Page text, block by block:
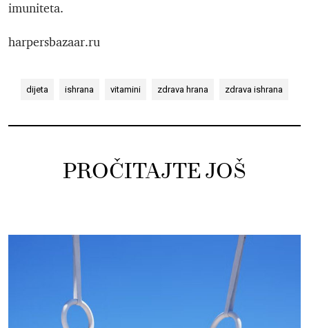
imuniteta.
harpersbazaar.ru
dijeta ishrana vitamini zdrava hrana zdrava ishrana
PROČITAJTE JOŠ